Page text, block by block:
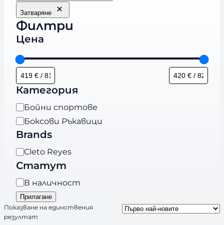
Затваряне
Филтри
Цена
Категория
К
а
т
г
о
р
и
я
Бойни спортове
Боксови Ръкавици
Brands
B
r
a
n
d
s
Cleto Reyes
Статут
Н
а
л
и
В наличност
Прилагане
Показване на единствения
резултат